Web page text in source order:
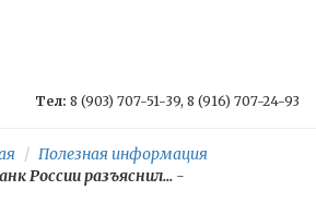
Тел: 8 (903) 707-51-39, 8 (916) 707-24-93
Полезная информация
России разъяснил... -